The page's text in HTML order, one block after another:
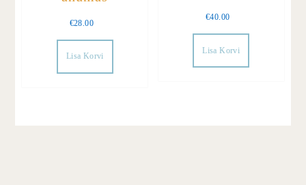
€28.00
Lisa Korvi
€40.00
Lisa Korvi